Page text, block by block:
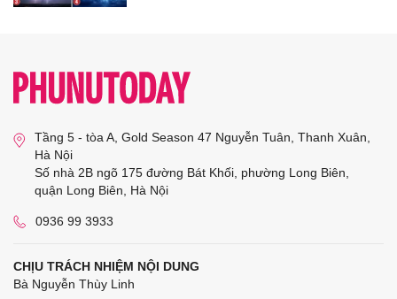
Tầng 5 - tòa A, Gold Season 47 Nguyễn Tuân, Thanh Xuân,
Hà Nội
Số nhà 2B ngõ 175 đường Bát Khối, phường Long Biên,
quận Long Biên, Hà Nội
0936 99 3933
CHỊU TRÁCH NHIỆM NỘI DUNG
Bà Nguyễn Thùy Linh